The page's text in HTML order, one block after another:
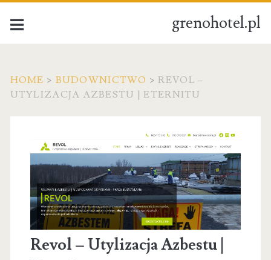
grenohotel.pl
HOME > BUDOWNICTWO >REVOL –
UTYLIZACJA AZBESTU | ETERNITU
Revol – Utylizacja Azbestu |